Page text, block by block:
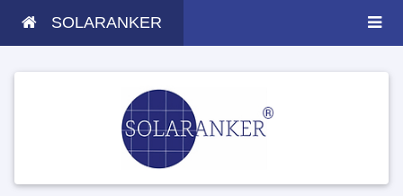
SOLARANKER